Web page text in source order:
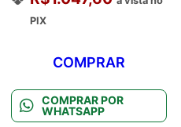
PIX
COMPRAR
COMPRAR POR
WHATSAPP